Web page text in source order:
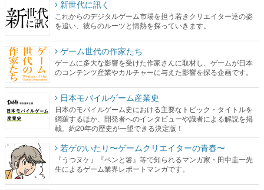
ゲーム世代の作家たち
ゲームに多大な影響を受けた作家さんに取材し、ゲームが日本
のコンテンツ産業やカルチャーに与えた影響を探る企画です。
日本モバイルゲーム産業史
日本のモバイルゲーム史における主要なトピック・タイトルを
網羅するほか、開発者へのインタビューや識者による解説を掲
若ゲのいたり〜ゲームクリエイターの青春〜
『うつヌケ』『ペンと箸』等で知られるマンガ家・田中圭一先
生によるゲーム業界レポートマンガです。
なんでゲームは面白い？
ゲーム開発者・hamatsu氏がゲームの魅力を画面や操作の具体的
な形から解き明かしていく、硬派で骨太な評論連載です。